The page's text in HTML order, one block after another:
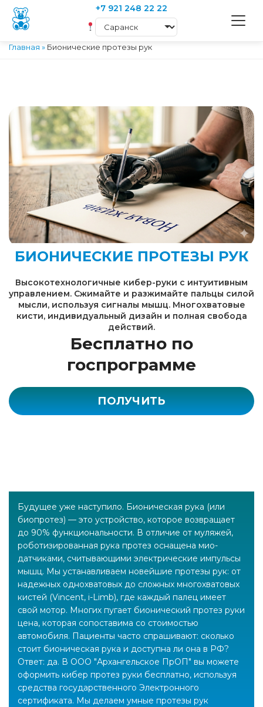
+7 921 248 22 22
Главная » Бионические протезы рук
БИОНИЧЕСКИЕ ПРОТЕЗЫ РУК
Высокотехнологичные кибер-руки с интуитивным
управлением. Сжимайте и разжимайте пальцы силой
мысли, используя сигналы мышц. Многохватовые
кисти, индивидуальный дизайн и полная свобода
действий.
Бесплатно по
госпрограмме
ПОЛУЧИТЬ
Будущее уже наступило. Бионическая рука (или
биопротез) — это устройство, которое возвращает
до 90% функциональности. В отличие от муляжей,
роботизированная рука протез оснащена мио-
датчиками, считывающими электрические импульсы
мышц. Мы устанавливаем новейшие протезы рук: от
надежных однохватовых до сложных многохватовых
кистей (Vincent, i-Limb), где каждый палец имеет
свой мотор. Многих пугает бионический протез руки
цена, которая сопоставима со стоимостью
автомобиля. Пациенты часто спрашивают: сколько
стоит бионическая рука и доступна ли она в РФ?
Ответ: да. В ООО "Архангельское ПрОП" вы можете
оформить кибер протез руки бесплатно, используя
средства государственного Электронного
сертификата. Мы делаем умные протезы рук